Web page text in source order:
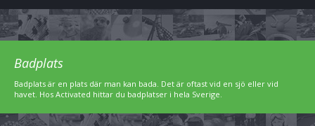
Badplats
Badplats är en plats där man kan bada. Det är oftast vid en sjö eller vid
havet. Hos Activated hittar du badplatser i hela Sverige.